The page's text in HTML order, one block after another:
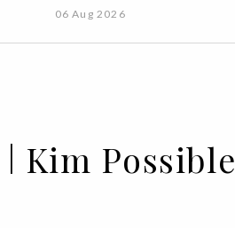
06 Aug 2026
Kim Possible